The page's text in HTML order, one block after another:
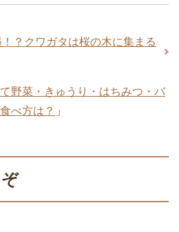
？クワガタは桜の木に集まる
野菜・きゅうり・はちみつ・バ
べ方は？ 」